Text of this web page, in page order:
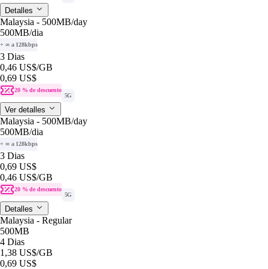
Detalles
Malaysia - 500MB/day
500MB/dia
+ ∞ a 128kbps
3 Dias
0,46 US$/GB
0,69 US$
20 % de descuento
5G
Ver detalles
Malaysia - 500MB/day
500MB/dia
+ ∞ a 128kbps
3 Dias
0,69 US$
0,46 US$/GB
20 % de descuento
5G
Detalles
Malaysia - Regular
500MB
4 Dias
1,38 US$/GB
0,69 US$